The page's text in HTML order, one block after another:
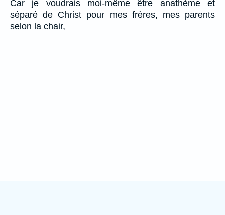
Car je voudrais moi-même être anathème et
séparé de Christ pour mes frères, mes parents
selon la chair,